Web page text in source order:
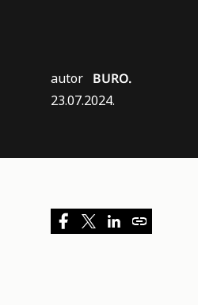
autor BURO.
23.07.2024.